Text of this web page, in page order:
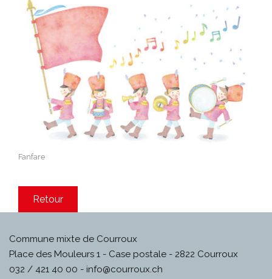
Fanfare
Retour
Commune mixte de Courroux
Place des Mouleurs 1 - Case postale - 2822 Courroux
032 / 421 40 00 - info@courroux.ch